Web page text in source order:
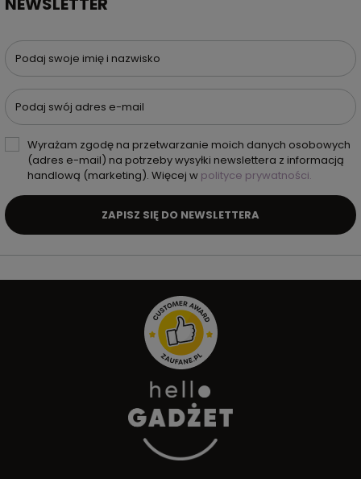
Podaj swoje imię i nazwisko
Podaj swój adres e-mail
Wyrażam zgodę na przetwarzanie moich danych osobowych
(adres e-mail) na potrzeby wysyłki newslettera z informacją
handlową (marketing). Więcej w polityce prywatności.
ZAPISZ SIĘ DO NEWSLETTERA